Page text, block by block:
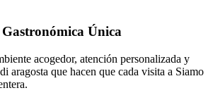
Única
acogedor, atención personalizada y
aragosta que hacen que cada visita a Siamo